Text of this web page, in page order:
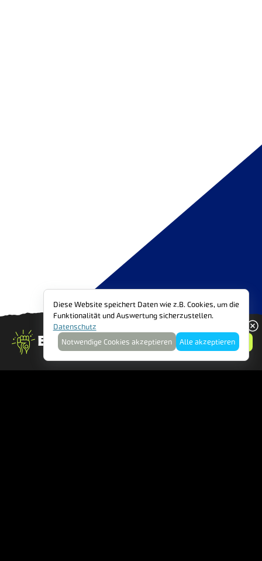
FAIRBRUARY: FAIR
Engagier dich! Anmelden
Diese Website speichert Daten wie z.B. Cookies, um die
Funktionalität und Auswertung sicherzustellen.
Datenschutz
Notwendige Cookies akzeptieren
Alle akzeptieren